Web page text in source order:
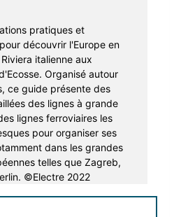
pratiques et
découvrir l'Europe en
italienne aux
Organisé autour
ce guide présente des
des lignes à grande
lignes ferroviaires les
pour organiser ses
dans les grandes
telles que Zagreb,
©Electre 2022